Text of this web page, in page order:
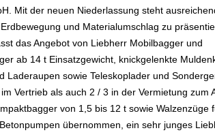
Mit der neuen Niederlassung steht
und Materialumschlag zu
das Angebot von Liebherr Mobilbagger und
ab 14 t Einsatzgewicht, knickgelenkte
sowie Teleskoplader und
Vertrieb als auch 2 / 3 in der Vermietung zum
von 1,5 bis 12 t sowie Walzenzüge
übernommen, ein sehr junges